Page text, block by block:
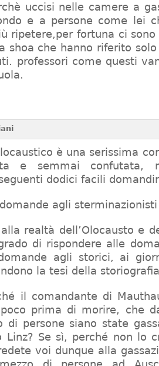
uccisi nelle camere a
e a persone come lei
ripetere,per fortuna ci
shoa che hanno riferito
professori come questi
è una serissima
e semmai confutata,
dodici facili
agli sterminazionisti
realtà dell’Olocausto e
di rispondere alle
agli storici, ai
la tesi della
il comandante di
poco prima di morire, che
di persone siano state
Linz? Se sì, perché non lo
voi dunque alla